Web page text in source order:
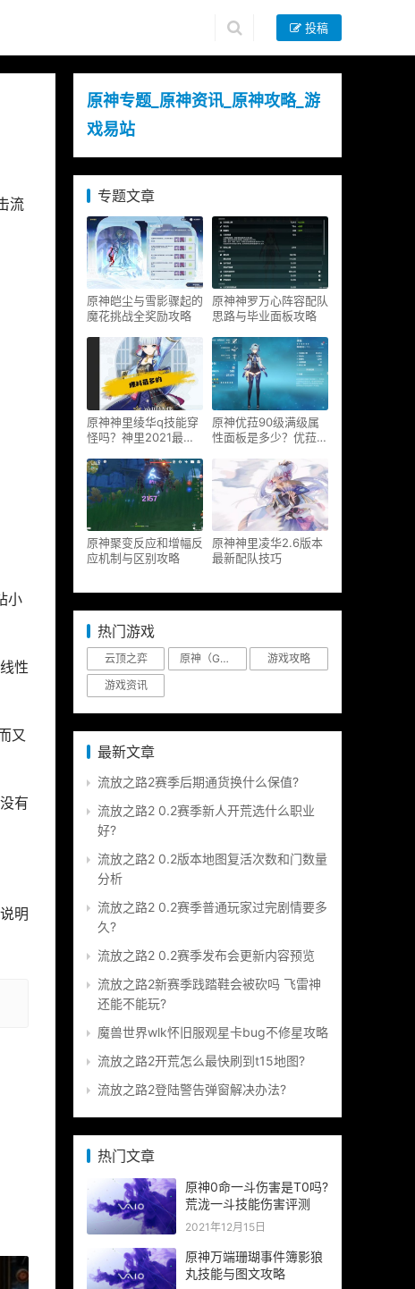
投稿
流
小
性
又
有
明
原神专题_原神资讯_原神攻略_游
戏易站
专题文章
原神皑尘与雪影骤起的
魔花挑战全奖励攻略
原神神罗万心阵容配队
思路与毕业面板攻略
原神神里绫华q技能穿
怪吗？神里2021最新
原神优菈90级满级属
性面板是多少？优菈大
原神聚变反应和增幅反
应机制与区别攻略
原神神里凌华2.6版本
最新配队技巧
热门游戏
云顶之弈 原神（Genshin Impact）
游戏攻略
游戏资讯
最新文章
流放之路2赛季后期通货换什么保值?
流放之路2 0.2赛季新人开荒选什么职业
好?
流放之路2 0.2版本地图复活次数和门数量
分析
流放之路2 0.2赛季普通玩家过完剧情要多
久?
流放之路2 0.2赛季发布会更新内容预览
流放之路2新赛季践踏鞋会被砍吗 飞雷神
还能不能玩?
魔兽世界wlk怀旧服观星卡bug不修星攻略
流放之路2开荒怎么最快刷到t15地图?
流放之路2登陆警告弹窗解决办法?
热门文章
原神0命一斗伤害是T0吗?
荒泷一斗技能伤害评测
2021年12月15日
原神万端珊瑚事件簿影狼
丸技能与图文攻略